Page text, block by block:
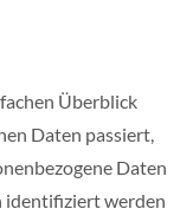
Überblick
Daten passiert,
Daten
identifiziert werden